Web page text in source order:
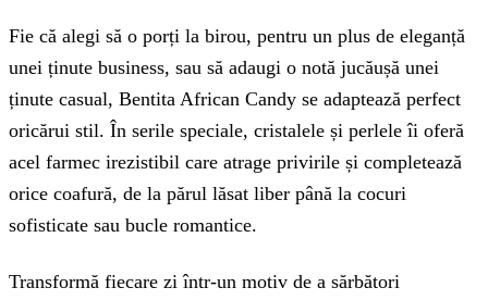
Fie că alegi să o porți la birou, pentru un plus de eleganță
unei ținute business, sau să adaugi o notă jucăușă unei
ținute casual, Bentita African Candy se adaptează perfect
oricărui stil. În serile speciale, cristalele și perlele îi oferă
acel farmec irezistibil care atrage privirile și completează
orice coafură, de la părul lăsat liber până la cocuri
sofisticate sau bucle romantice.
Transformă fiecare zi într-un motiv de a sărbători